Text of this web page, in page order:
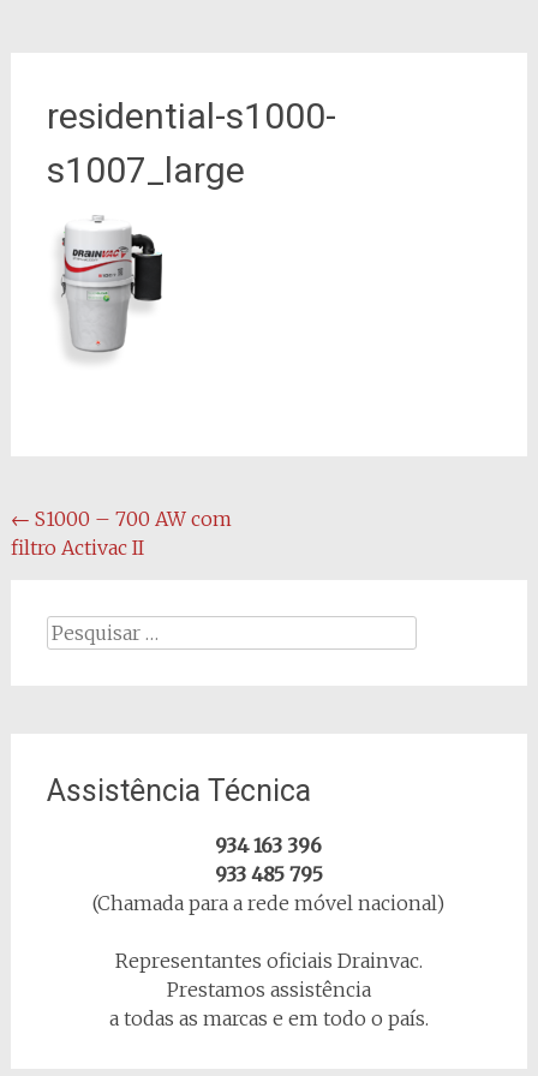
residential-s1000-
s1007_large
Navegação
de
← S1000 – 700 AW com
filtro Activac II
Procurar
Assistência Técnica
934 163 396
933 485 795
(Chamada para a rede móvel nacional)
Representantes oficiais Drainvac.
Prestamos assistência
a todas as marcas e em todo o país.